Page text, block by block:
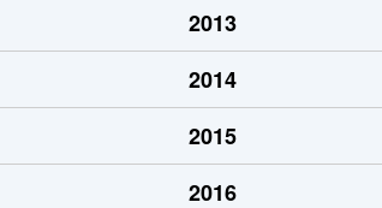
2013
2014
2015
2016